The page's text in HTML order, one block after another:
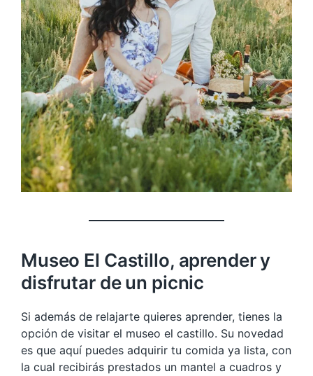
Museo El Castillo, aprender y
disfrutar de un picnic
Si además de relajarte quieres aprender, tienes la
opción de visitar el museo el castillo. Su novedad
es que aquí puedes adquirir tu comida ya lista, con
la cual recibirás prestados un mantel a cuadros y